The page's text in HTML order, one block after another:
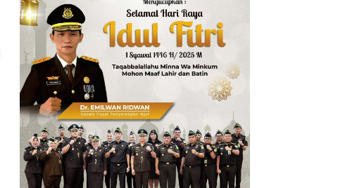
Asep N. Mulyana Terima
Audiensi Wamen ESDM, Ada
Pesan Penting
Badan Diklat Kejaksaan
Cetak Agen Perubahan
Berbasis Risiko